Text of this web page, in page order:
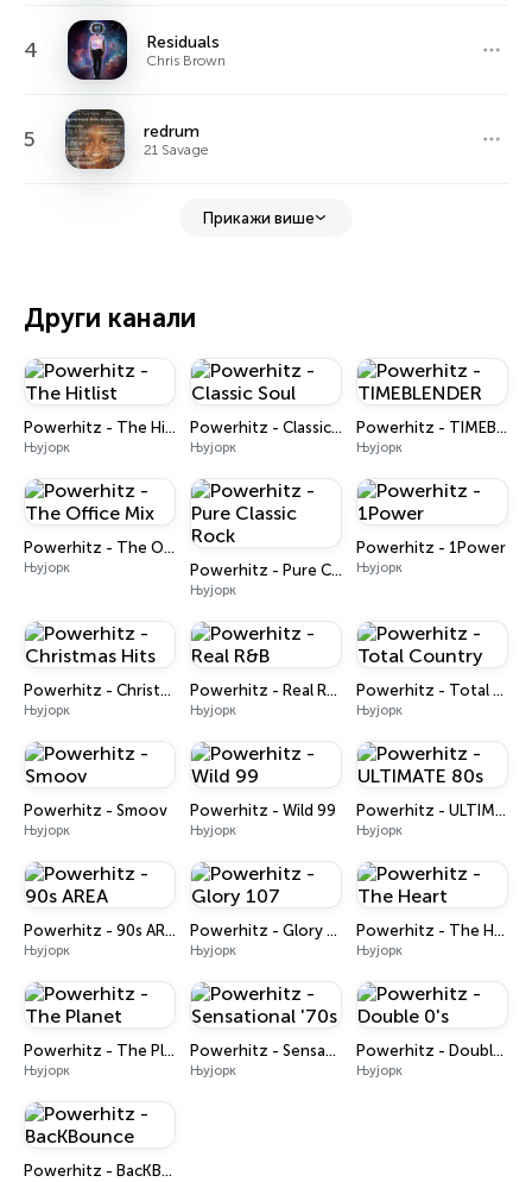
4 Residuals
Chris Brown
5 redrum
21 Savage
Прикажи више
Други канали
Powerhitz - The Hitlist
Њујорк
Powerhitz - Classic Soul
Њујорк
Powerhitz - TIMEBLENDER
Њујорк
Powerhitz - The Office Mix
Њујорк Powerhitz - Pure Classic Rock
Њујорк
Powerhitz - 1Power
Њујорк
Powerhitz - Christmas Hits
Њујорк
Powerhitz - Real R&B
Њујорк
Powerhitz - Total Country
Њујорк
Powerhitz - Smoov
Њујорк
Powerhitz - Wild 99
Њујорк
Powerhitz - ULTIMATE 80s
Њујорк
Powerhitz - 90s AREA
Њујорк
Powerhitz - Glory 107
Њујорк
Powerhitz - The Heart
Њујорк
Powerhitz - The Planet
Њујорк
Powerhitz - Sensational '70s
Њујорк
Powerhitz - Double 0's
Њујорк
Powerhitz - BacKBounce